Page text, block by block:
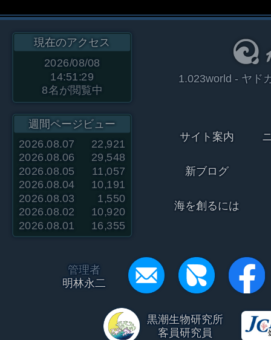
現在のアクセス
2026/08/08
14:51:29
8名が閲覧中
週間ページビュー
2026.08.07
22,921
2026.08.06
29,548
2026.08.05
11,057
2026.08.04
10,191
2026.08.03
1,550
2026.08.02
10,920
2026.08.01
16,355
1.023world - ヤド
サイト案内
新ブログ
海を創るには
管理者
明林永二
黒潮生物研究所
客員研究員